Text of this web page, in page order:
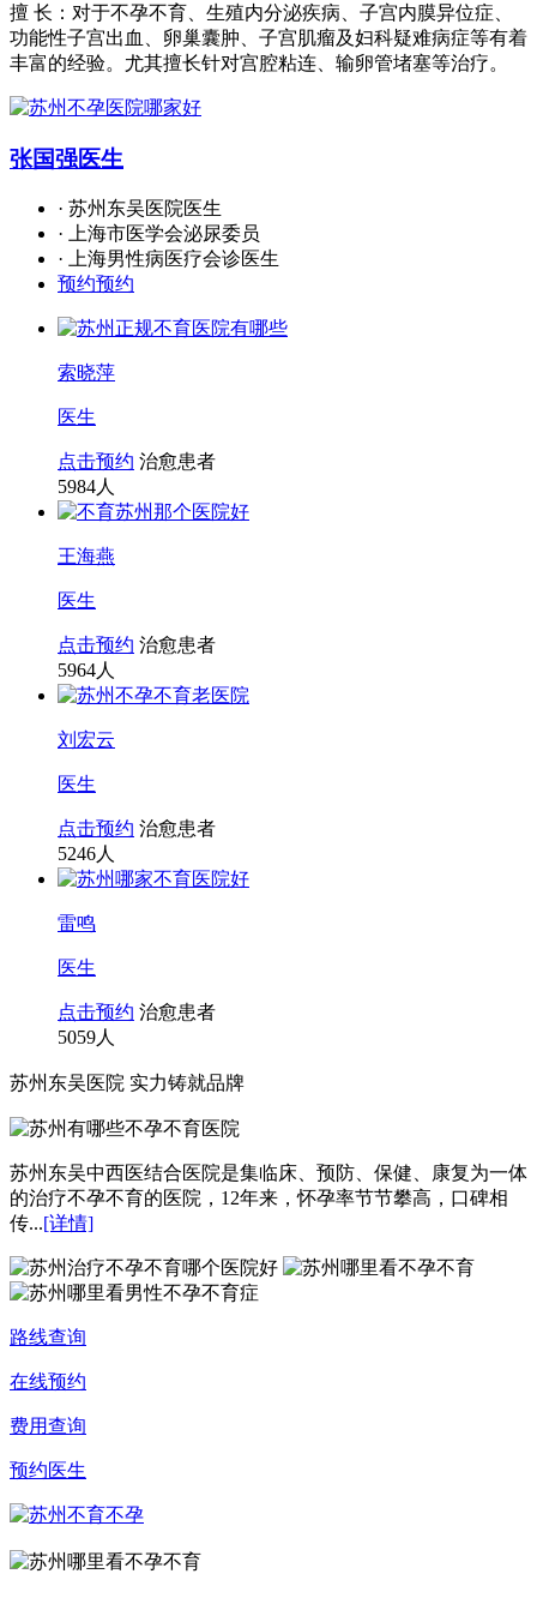
擅 长：对于不孕不育、生殖内分泌疾病、子宫内膜异位症、
功能性子宫出血、卵巢囊肿、子宫肌瘤及妇科疑难病症等有着
丰富的经验。尤其擅长针对宫腔粘连、输卵管堵塞等治疗。
张国强医生
· 苏州东吴医院医生
· 上海市医学会泌尿委员
· 上海男性病医疗会诊医生
预约预约
索晓萍
医生
点击预约 治愈患者
5984人
王海燕
医生
点击预约 治愈患者
5964人
刘宏云
医生
点击预约 治愈患者
5246人
雷鸣
医生
点击预约 治愈患者
5059人
苏州东吴医院 实力铸就品牌
苏州东吴中西医结合医院是集临床、预防、保健、康复为一体
的治疗不孕不育的医院，12年来，怀孕率节节攀高，口碑相
传...[详情]
路线查询
在线预约
费用查询
预约医生